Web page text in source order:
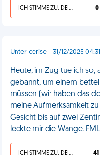
ICH STIMME ZU, DEIN LEBEN IST SCHEISSE 0
Unter cerise - 31/12/2025 04:31
Heute, im Zug tue ich so,
gebannt, um einem
müssen (wir haben das
meine Aufmerksamkeit
Gesicht bis auf zwei
leckte mir die Wange. FML
ICH STIMME ZU, DEIN LEBEN IST SCHEISSE 41